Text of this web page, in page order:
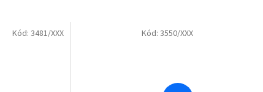
Kód:3481/XXX Kód: 3550/XXX